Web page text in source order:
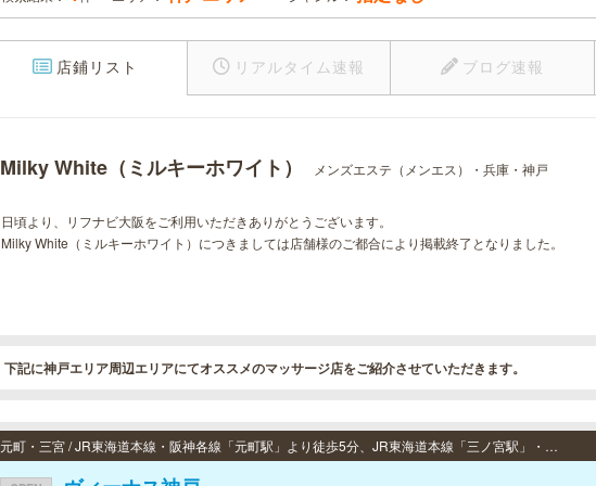
店鋪リスト リアルタイム速報 ブログ速報
Milky White（ミルキーホワイト） メンズエステ（メンエス）・兵庫・神戸
日頃より、リフナビ大阪をご利用いただきありがとうございます。
Milky White（ミルキーホワイト）につきましては店舗様のご都合により掲載終了となりました。
下記に神戸エリア周辺エリアにてオススメのマッサージ店をご紹介させていただきます。
元町・三宮 / JR東海道本線・阪神各線「元町駅」より徒歩5分、JR東海道本線「三ノ宮駅」・阪急各線／阪神本線「神戸三宮駅」・ポートアイランド線「三宮駅」・地下鉄各線「三宮駅」より徒歩10分・JR東海道本線「三ノ宮駅」・阪急各線／阪神本線「神戸三宮駅」・ポートアイランド線「三宮駅」・地下鉄各線「三宮駅」より徒歩10分